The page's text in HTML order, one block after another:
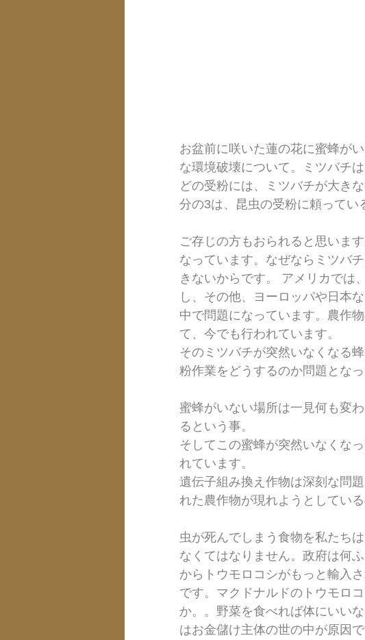
お盆前に咲いた蓮の花に蜜蜂が
な環境破壊について。ミツバチ
どの受粉には、ミツバチが大き
分の3は、昆虫の受粉に頼ってい
ご存じの方もおられると思いま
なっています。なぜならミツバ
きないからです。 アメリカでは
し、その他、ヨーロッパや日本
中で問題になっています。農作
て、今でも行われています。
そのミツバチが突然いなくなる
粉作業をどうするのか問題とな
蜜蜂がいない場所は一見何も変
るという事。
そしてこの蜜蜂が突然いなくな
れています。
遺伝子組み換え作物は深刻な問
れた農作物が現れようとしてい
虫が死んでしまう食物を私たち
なくてはなりません。政府は何
からトウモロコシがもっと輸入
です。マクドナルドのトウモロ
か。。野菜を食べれば体にいい
はお金儲け主体の世の中が原因で